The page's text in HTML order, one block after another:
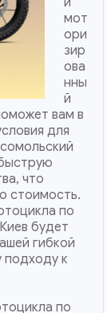
мот
ори
зир
ова
нны
й
вам в
для
что
стоимость.
по
будет
гибкой
подходу к
по